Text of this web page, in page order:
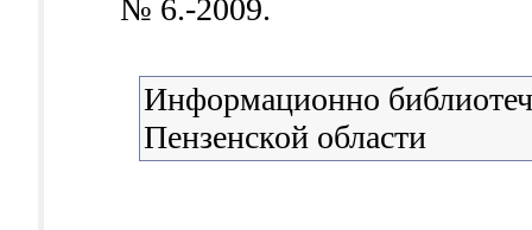
№ 6.-2009.
Информационно
Пензенской области